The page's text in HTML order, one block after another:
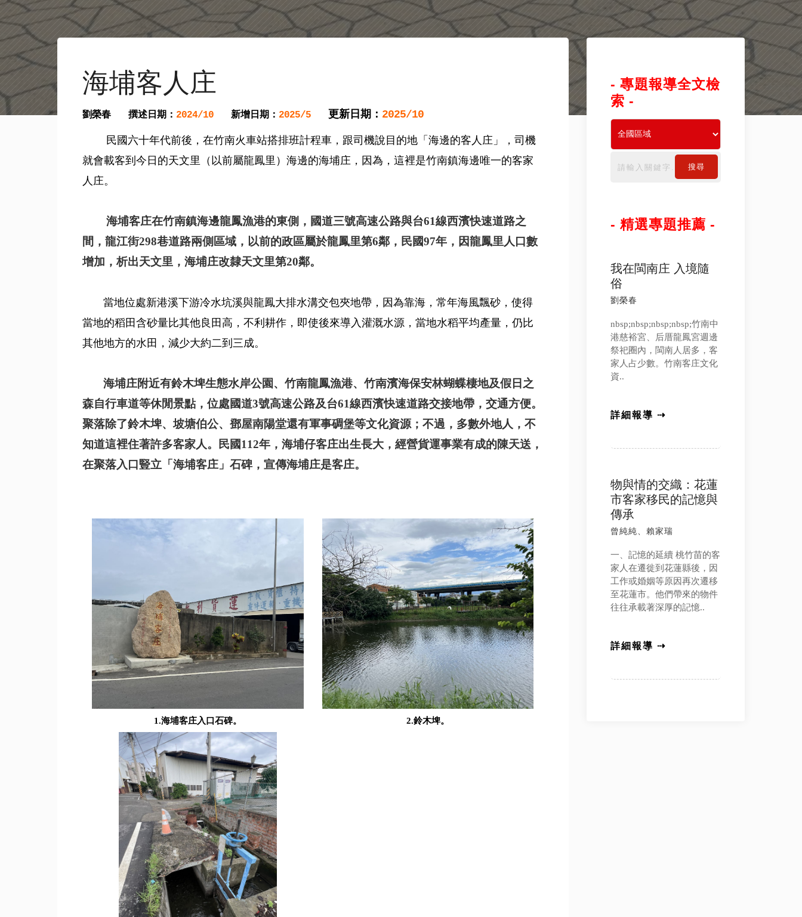
海埔客人庄
劉榮春 撰述日期： 2024/10 新增日期： 2025/5 更新日期： 2025/10
民國六十年代前後，在竹南火車站搭排班計程車，跟司機說目的地「海邊的客人庄」，司機
就會載客到今日的天文里（以前屬龍鳳里）海邊的海埔庄，因為，這裡是竹南鎮海邊唯一的客家
人庄。
海埔客庄在竹南鎮海邊龍鳳漁港的東側，國道三號高速公路與台61線西濱快速道路之
間，龍江街298巷道路兩側區域，以前的政區屬於龍鳳里第6鄰，民國97年，因龍鳳里人口數
增加，析出天文里，海埔庄改隸天文里第20鄰。
當地位處新港溪下游冷水坑溪與龍鳳大排水溝交包夾地帶，因為靠海，常年海風飄砂，使得
當地的稻田含砂量比其他良田高，不利耕作，即使後來導入灌溉水源，當地水稻平均產量，仍比
其他地方的水田，減少大約二到三成。
海埔庄附近有鈴木埤生態水岸公園、竹南龍鳳漁港、竹南濱海保安林蝴蝶棲地及假日之
森自行車道等休閒景點，位處國道3號高速公路及台61線西濱快速道路交接地帶，交通方便。
聚落除了鈴木埤、坡塘伯公、鄧屋南陽堂還有軍事碉堡等文化資源；不過，多數外地人，不
知道這裡住著許多客家人。民國112年，海埔仔客庄出生長大，經營貨運事業有成的陳天送，
在聚落入口豎立「海埔客庄」石碑，宣傳海埔庄是客庄。
1.海埔客庄入口石碑。 2.鈴木埤。
- 專題報導全文檢
索 -
搜尋
- 精選專題推薦 -
我在閩南庄 入境隨
俗
劉榮春
nbsp;nbsp;nbsp;nbsp;竹南中
港慈裕宮、后厝龍鳳宮週邊
祭祀圈內，閩南人居多，客
家人占少數。竹南客庄文化
資..
詳細報導 ⇢
物與情的交織：花蓮
市客家移民的記憶與
傳承
曾純純、賴家瑞
一、記憶的延續 桃竹苗的客
家人在遷徙到花蓮縣後，因
工作或婚姻等原因再次遷移
至花蓮市。他們帶來的物件
往往承載著深厚的記憶..
詳細報導 ⇢